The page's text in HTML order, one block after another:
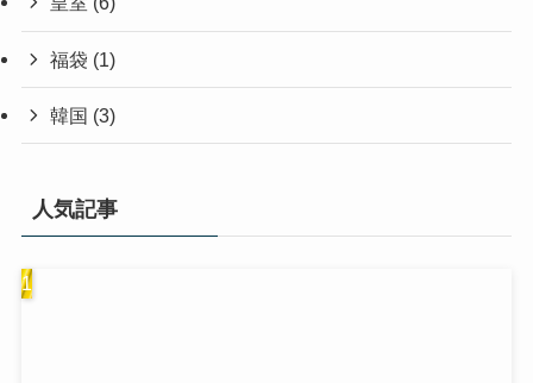
福袋 (1)
韓国 (3)
人気記事